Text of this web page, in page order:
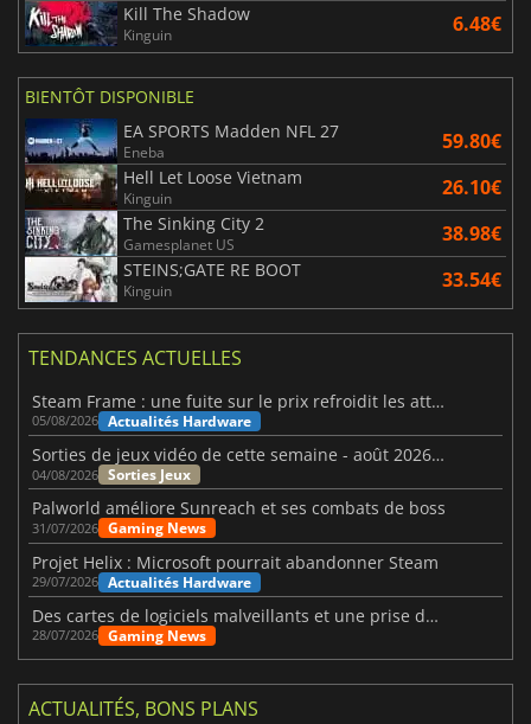
Kill The Shadow
Kinguin 6.48€
BIENTÔT DISPONIBLE
EA SPORTS Madden NFL 27
Eneba 59.80€
Hell Let Loose Vietnam
Kinguin 26.10€
The Sinking City 2
Gamesplanet US 38.98€
STEINS;GATE RE BOOT
Kinguin 33.54€
TENDANCES ACTUELLES
Steam Frame : une fuite sur le prix refroidit les attentes VR
05/08/2026 Actualités Hardware
Sorties de jeux vidéo de cette semaine - août 2026 (semaine 32)
04/08/2026 Sorties Jeux
Palworld améliore Sunreach et ses combats de boss
31/07/2026 Gaming News
Projet Helix : Microsoft pourrait abandonner Steam
29/07/2026 Actualités Hardware
Des cartes de logiciels malveillants et une prise de contrôle de Discord ont touché Meccha Chameleon
28/07/2026 Gaming News
ACTUALITÉS, BONS PLANS